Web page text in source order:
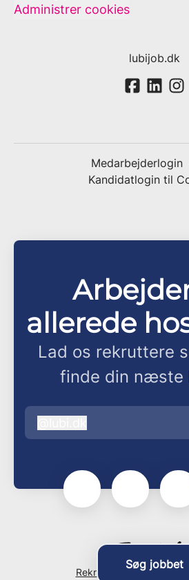
Søg jobbet
Administrer cookies
lubijob.dk
Medarbejderlogin
Kandidatlogin til
allerede
Lad os rekruttere
finde din næste
lubi.dk
Rekrutteringssystemfra